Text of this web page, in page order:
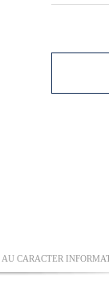
AU CARACTER